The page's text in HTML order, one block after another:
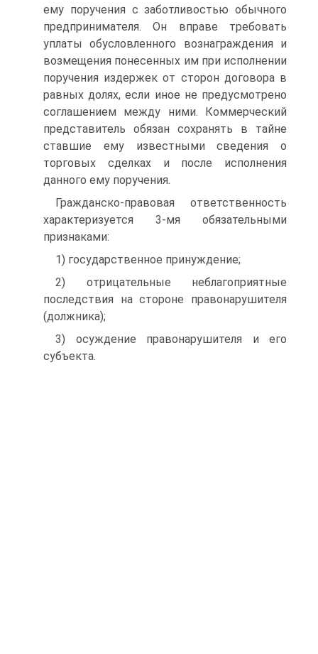
ему поручения с заботливостью обычного
предпринимателя. Он вправе требовать
уплаты обусловленного вознаграждения и
возмещения понесенных им при исполнении
поручения издержек от сторон договора в
равных долях, если иное не предусмотрено
соглашением между ними. Коммерческий
представитель обязан сохранять в тайне
ставшие ему известными сведения о
торговых сделках и после исполнения
данного ему поручения.
Гражданско-правовая ответственность
характеризуется 3-мя обязательными
признаками:
1) государственное принуждение;
2) отрицательные неблагоприятные
последствия на стороне правонарушителя
(должника);
3) осуждение правонарушителя и его
субъекта.